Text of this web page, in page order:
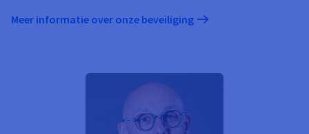
Meer informatie over onze beveiliging